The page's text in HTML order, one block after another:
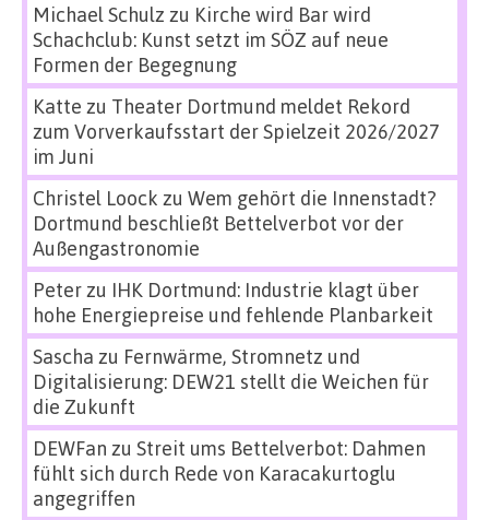
Michael Schulz zu Kirche wird Bar wird
Schachclub: Kunst setzt im SÖZ auf neue
Formen der Begegnung
Katte zu Theater Dortmund meldet Rekord
zum Vorverkaufsstart der Spielzeit 2026/2027
im Juni
Christel Loock zu Wem gehört die Innenstadt?
Dortmund beschließt Bettelverbot vor der
Außengastronomie
Peterzu IHK Dortmund: Industrie klagt über
hohe Energiepreise und fehlende Planbarkeit
Sascha zu Fernwärme, Stromnetz und
Digitalisierung: DEW21 stellt die Weichen für
die Zukunft
DEWFan zu Streit ums Bettelverbot: Dahmen
fühlt sich durch Rede von Karacakurtoglu
angegriffen